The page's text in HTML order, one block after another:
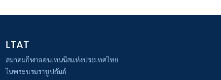
LTAT
สมาคมกีฬาลอนเทนนิสแห่งประเทศไทย
ในพระบรมราชูปถัมภ์